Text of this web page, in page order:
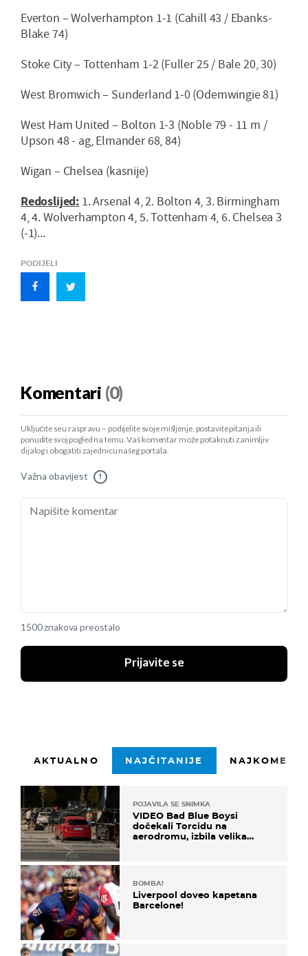
Everton – Wolverhampton 1-1 (Cahill 43 / Ebanks-
Blake 74)
Stoke City – Tottenham 1-2 (Fuller 25 / Bale 20, 30)
West Bromwich – Sunderland 1-0 (Odemwingie 81)
West Ham United – Bolton 1-3 (Noble 79 - 11 m /
Upson 48 - ag, Elmander 68, 84)
Wigan – Chelsea (kasnije)
Redoslijed: 1. Arsenal 4, 2. Bolton 4, 3. Birmingham
4, 4. Wolverhampton 4, 5. Tottenham 4, 6. Chelsea 3
(-1)...
PODIJELI
Komentari (0)
Uključite se u raspravu – podijelite svoje mišljenje, postavite pitanja ili
ponudite svoj pogled na temu. Vaš komentar može potaknuti zanimljiv
dijalog i obogatiti zajednicu našeg portala.
Važna obavijest !
1500 znakova preostalo
Prijavite se
AKTUALNO NAJČITANIJE
POJAVILA SE SNIMKA
VIDEO Bad Blue Boysi
dočekali Torcidu na
aerodromu, izbila velika
BOMBA!
Liverpool doveo kapetana
Barcelone!